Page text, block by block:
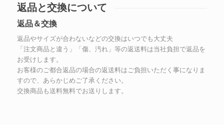
返品と交換について
返品＆交換
返品やサイズが合わないなどの交換はいつでも大丈夫
「注文商品と違う」「傷、汚れ」等の返送料は当社負担で返品を
お受けします。
お客様のご都合返品の場合の返送料はご負担いただく事になりま
すので、あらかじめご了承ください。
交換商品も送料無料でお送りします。